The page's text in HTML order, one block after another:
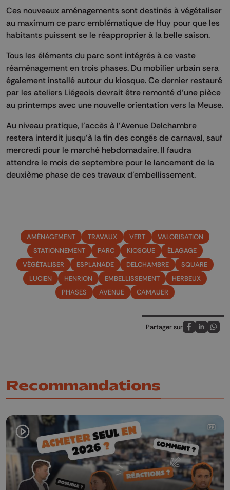
Ces nouveaux aménagements sont destinés à végétaliser
au maximum ce parc emblématique de Huy pour que les
habitants puissent se le réapproprier à la belle saison.
Tous les éléments du parc sont intégrés à ce vaste
réaménagement en trois phases. Du mobilier urbain sera
également installé autour du kiosque. Ce dernier restauré
par les ateliers Liégeois devrait être remonté d’une pièce
au printemps avec une nouvelle orientation vers la Meuse.
Au niveau pratique, l’accès à l’Avenue Delchambre
restera interdit jusqu’à la fin des congés de carnaval, sauf
mercredi pour le marché hebdomadaire. Il faudra
attendre le mois de septembre pour le lancement de la
deuxième phase de ces travaux d’embellissement.
AMÉNAGEMENT TRAVAUX VERT
VALORISATION
STATIONNEMENT
PARC KIOSQUE
ÉLAGAGE
VÉGÉTALISER
ESPLANADE DELCHAMBRE
SQUARE
LUCIEN
HENRION EMBELLISSEMENT
HERBEUX
PHASES
AVENUE CAMAUER
Partager sur
Partagez sur
Partagez
Recommandations